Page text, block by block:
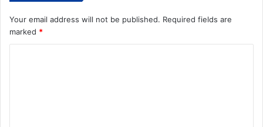
Your email address will not be published. Required fields are
marked *